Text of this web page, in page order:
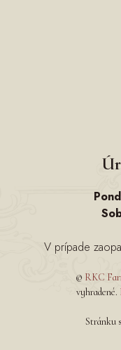
V prípade
© RKC
vyhradené.
Stránku